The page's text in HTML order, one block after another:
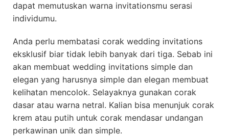
dapat memutuskan warna invitationsmu serasi
individumu.
Anda perlu membatasi corak wedding invitations
eksklusif biar tidak lebih banyak dari tiga. Sebab ini
akan membuat wedding invitations simple dan
elegan yang harusnya simple dan elegan membuat
kelihatan mencolok. Selayaknya gunakan corak
dasar atau warna netral. Kalian bisa menunjuk corak
krem atau putih untuk corak mendasar undangan
perkawinan unik dan simple.